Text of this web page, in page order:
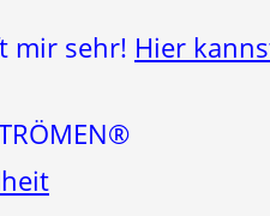
mir sehr! Hier